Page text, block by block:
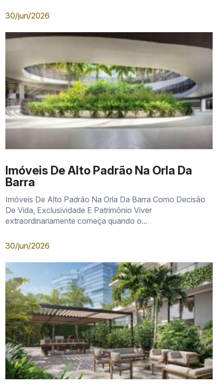
30/jun/2026
Imóveis De Alto Padrão Na Orla Da
Barra
Imóveis De Alto Padrão Na Orla Da Barra Como Decisão
De Vida, Exclusividade E Patrimônio Viver
extraordinariamente começa quando o...
30/jun/2026